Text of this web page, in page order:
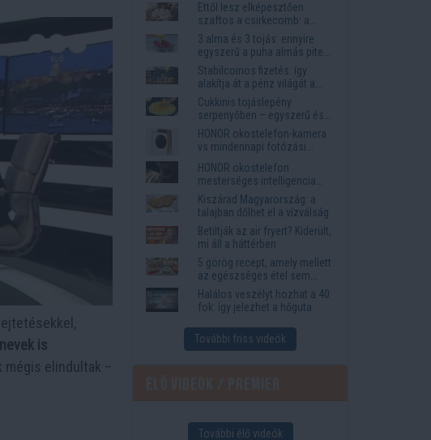
is
mégis elindultak –
Ettől lesz elképesztően
szaftos a csirkecomb: a
sörös pác a titok
3 alma és 3 tojás: ennyire
egyszerű a puha almás pite
titka
Stabilcoinos fizetés: így
alakítja át a pénz világát a
Visa, a Mastercard és a
Western Union
Cukkinis tojáslepény
serpenyőben – egyszerű és
laktató vacsora
HONOR okostelefon-kamera
vs mindennapi fotózási
igények
HONOR okostelefon
mesterséges intelligencia
funkciók, amelyek
megkönnyítik az életet
Kiszárad Magyarország: a
talajban dőlhet el a vízválság
Betiltják az air fryert? Kiderült,
mi áll a háttérben
5 görög recept, amely mellett
az egészséges étel sem
tűnik lemondásnak
Halálos veszélyt hozhat a 40
fok: így jelezhet a hőguta
További friss videók
További élő videók